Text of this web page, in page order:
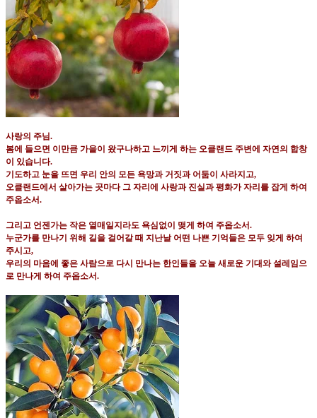
사랑의 주님.
봄에 들으면 이만큼 가을이 왔구나하고 느끼게 하는 오클랜드 주변에 자연의 합창
이 있습니다.
기도하고 눈을 뜨면 우리 안의 모든 욕망과 거짓과 어둠이 사라지고,
오클랜드에서 살아가는 곳마다 그 자리에 사랑과 진실과 평화가 자리를 잡게 하여
주옵소서.
그리고 언젠가는 작은 열매일지라도 욕심없이 맺게 하여 주옵소서.
누군가를 만나기 위해 길을 걸어갈 때 지난날 어떤 나쁜 기억들은 모두 잊게 하여
주시고,
우리의 마음에 좋은 사람으로 다시 만나는 한인들을 오늘 새로운 기대와 설레임으
로 만나게 하여 주옵소서.